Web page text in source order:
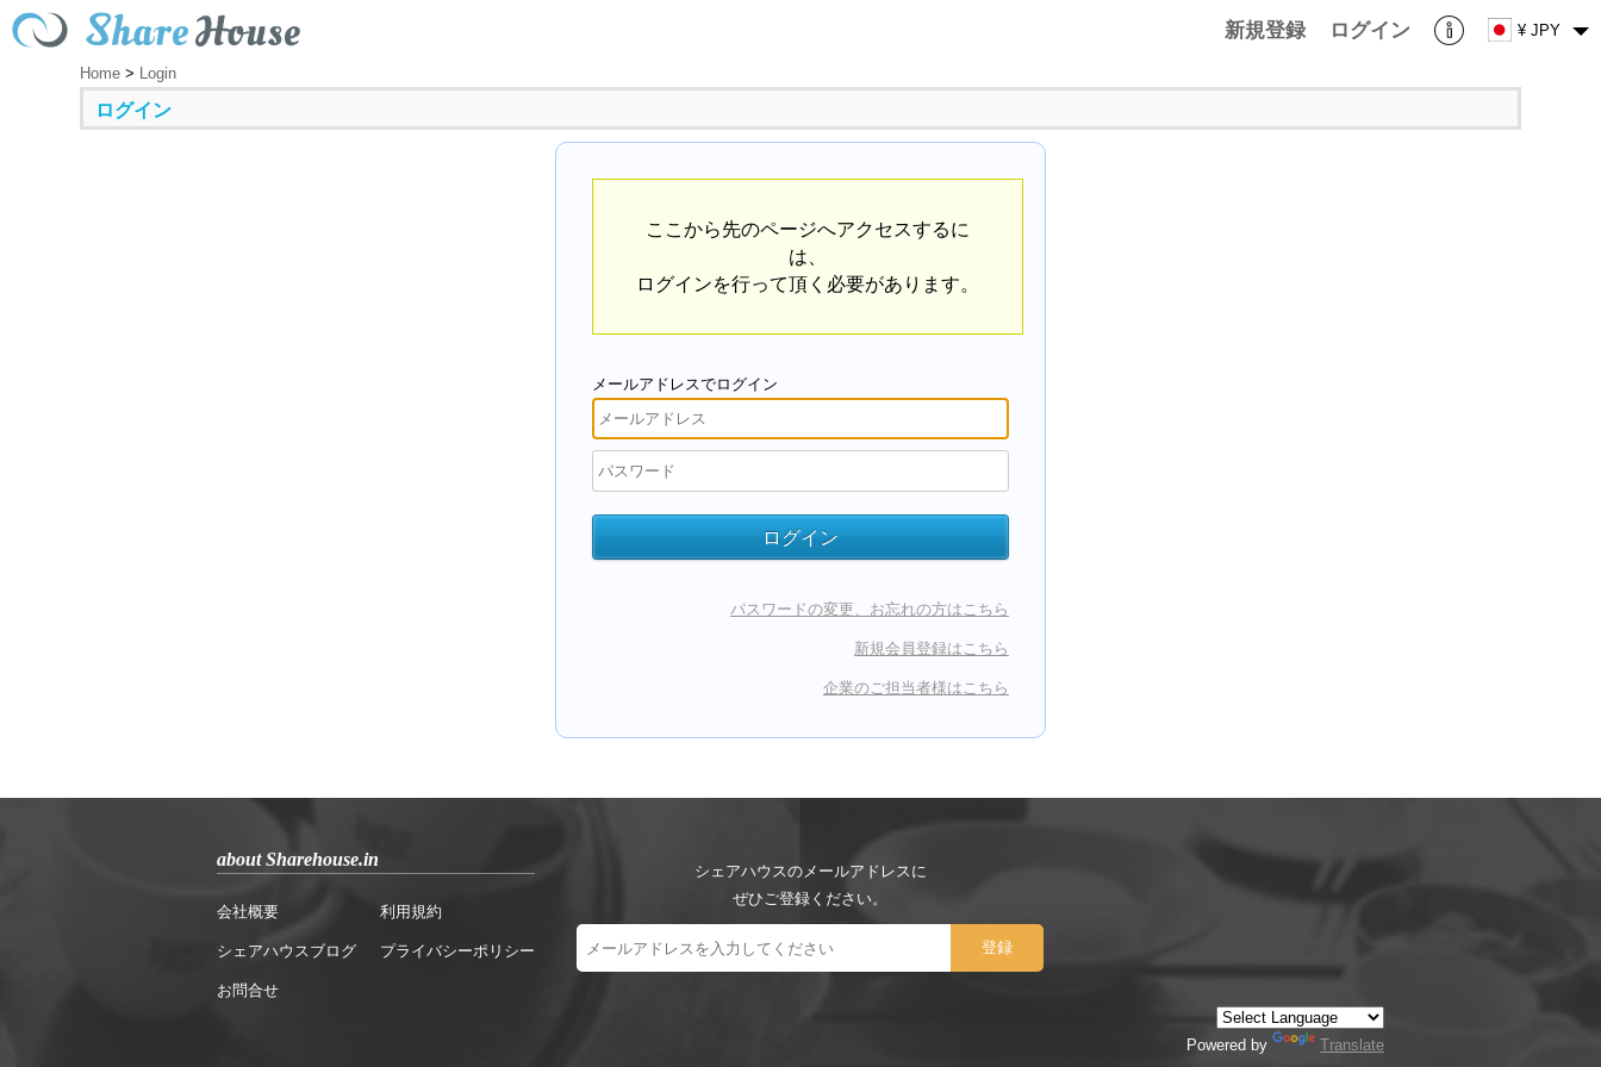
新規登録 ログイン ¥ JPY
Home > Login
ログイン
ここから先のページへアクセスするに
は、
ログインを行って頂く必要があります。
メールアドレスでログイン
パスワードの変更、お忘れの方はこちら
新規会員登録はこちら
企業のご担当者様はこちら
about Sharehouse.in
会社概要
シェアハウスブログ
お問合せ
利用規約
プライバシーポリシー
シェアハウスのメールアドレスに
ぜひご登録ください。
Powered by Translate